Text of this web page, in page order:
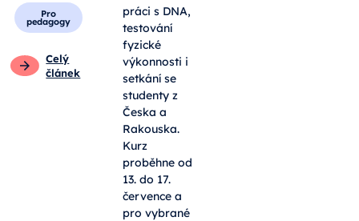
Pro
pedagogy
Celý
článek
práci s DNA,
testování
fyzické
výkonnosti i
setkání se
studenty z
Česka a
Rakouska.
Kurz
proběhne od
13. do 17.
července a
pro vybrané